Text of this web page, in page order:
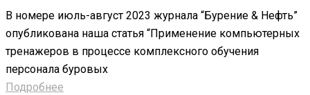
В номере июль-август 2023 журнала “Бурение & Нефть”
опубликована наша статья “Применение компьютерных
тренажеров в процессе комплексного обучения
персонала буровых
Подробнее